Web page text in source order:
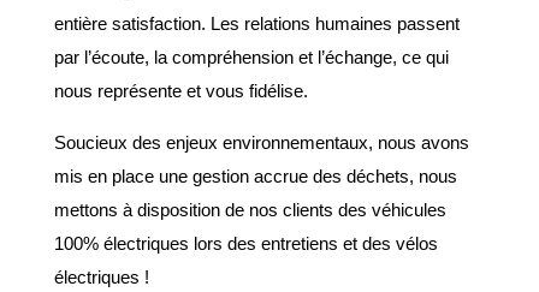
entière satisfaction. Les relations humaines passent
par l’écoute, la compréhension et l’échange, ce qui
nous représente et vous fidélise.
Soucieux des enjeux environnementaux, nous avons
mis en place une gestion accrue des déchets, nous
mettons à disposition de nos clients des véhicules
100% électriques lors des entretiens et des vélos
électriques !